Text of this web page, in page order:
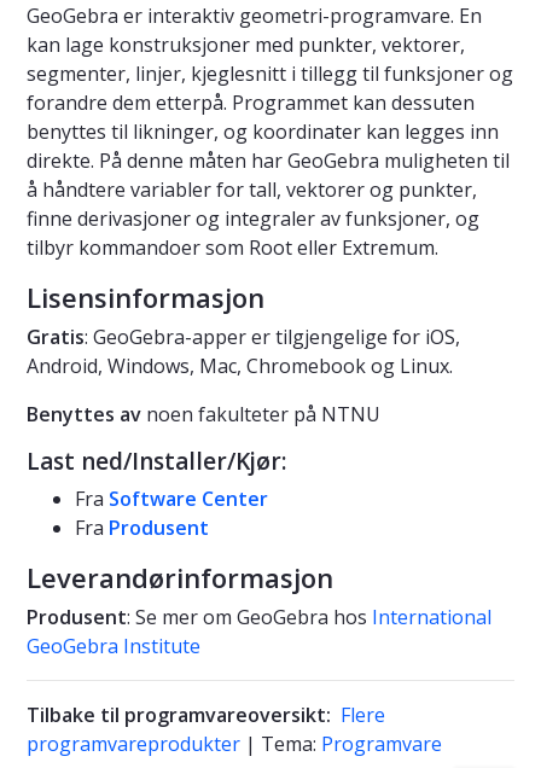
GeoGebra er interaktiv geometri-programvare. En
kan lage konstruksjoner med punkter, vektorer,
segmenter, linjer, kjeglesnitt i tillegg til funksjoner og
forandre dem etterpå. Programmet kan dessuten
benyttes til likninger, og koordinater kan legges inn
direkte. På denne måten har GeoGebra muligheten til
å håndtere variabler for tall, vektorer og punkter,
finne derivasjoner og integraler av funksjoner, og
tilbyr kommandoer som Root eller Extremum.
Lisensinformasjon
Gratis: GeoGebra-apper er tilgjengelige for iOS,
Android, Windows, Mac, Chromebook og Linux.
Benyttes av noen fakulteter på NTNU
Last ned/Installer/Kjør:
Fra Software Center
Fra Produsent
Leverandørinformasjon
Produsent: Se mer om GeoGebra hos International
GeoGebra Institute
Tilbake til programvareoversikt: Flere
programvareprodukter | Tema: Programvare